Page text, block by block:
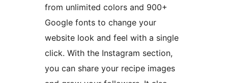
from unlimited colors and 900+
Google fonts to change your
website look and feel with a single
click. With the Instagram section,
you can share your recipe images